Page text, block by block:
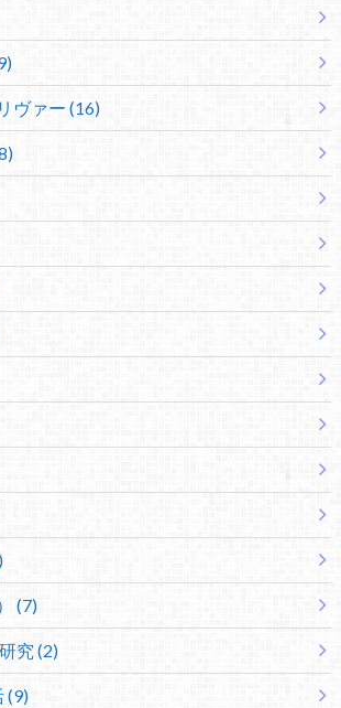
ヴァー (16)
(7)
究 (2)
(9)